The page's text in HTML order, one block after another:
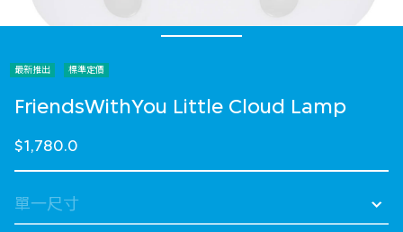
最新推出 標準定價
FriendsWithYou Little Cloud Lamp
$1,780.0